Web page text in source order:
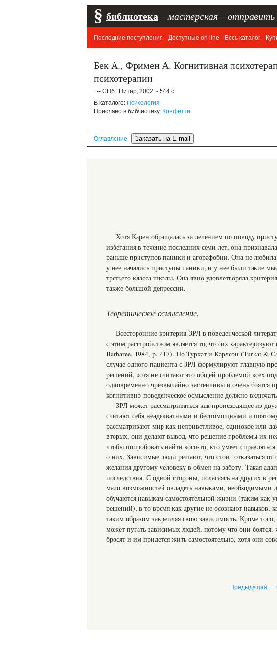
§ библиотека мастерская отправить
Последние поступления Доступные on-line Весь каталог
Бек А., Фримен А. Когнитивная
психотерапии
. -- СПб.: Питер, 2002. - 544 с.
В каталоге: Психология
Прислано в библиотеку: Конфетти
Оглавление
Хотя Карен обращалась за лечением по поводу
избегания в течение последних семи лет, она
раньше приступов паники и агорафобии. Она не любила
у нее начались приступы паники, и у нее были такие
третьего класса школы. Она явно удовлетворяла
также большой депрессии.
Теоретическое осмысление.
Всесторонние критерии ЗРЛ в поведенческой
с этим расстройством является то, что их
Barbaree, 1984, p. 417). Но Туркат и Карлсон (Turkat &
случае одного пациента с ЗРЛ формулируют главную
решений, хотя не считают это общей проблемой всех
одновременно чрезвычайно застенчивы и очень боятся
когнитивно-поведенческое осмысление должно
ЗРЛ может рассматриваться как происходящее из
считают себя неадекватными и беспомощными и
рассматривают мир как неприветливое, одинокое или
вторых, они делают вывод, что решение проблемы их
чтобы попробовать найти кого-то, кто умеет
о них. Зависимые люди решают, что стоит отказаться
желания другому человеку в обмен на заботу. Такая
последствия. С одной стороны, полагаясь на других в
мало возможностей овладеть навыками, необходимыми
обучаются навыкам самостоятельной жизни (таким как
решений), в то время как другие не осознают навыков,
таким образом закрепляя свою зависимость. Кроме
может пугать зависимых людей, потому что они
бросят и им придется жить самостоятельно, хотя они
Предыдущая